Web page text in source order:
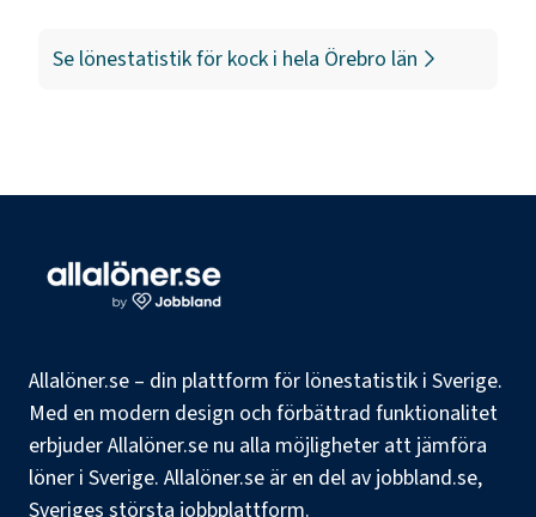
Se lönestatistik för kock i hela Örebro län
Allalöner.se – din plattform för lönestatistik i Sverige.
Med en modern design och förbättrad funktionalitet
erbjuder Allalöner.se nu alla möjligheter att jämföra
löner i Sverige. Allalöner.se är en del av jobbland.se,
Sveriges största jobbplattform.